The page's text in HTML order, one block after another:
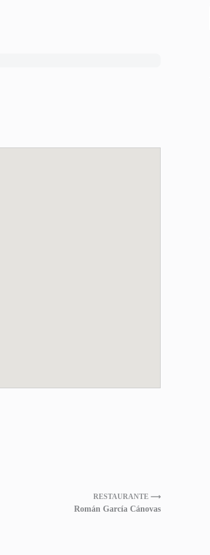
RESTAURANTE ⟶
Román García Cánovas